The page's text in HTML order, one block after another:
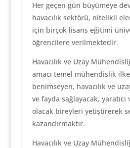
Her geçen gün büyümeye
havacılık sektörü, nitelikli
için birçok lisans eğitimi
öğrencilere verilmektedir.
Havacılık ve Uzay
amacı temel mühendislik
benimseyen, havacılık ve
ve fayda sağlayacak, yaratıcı
olacak bireyleri yetiştirerek
kazandırmaktır.
Havacılık ve Uzay